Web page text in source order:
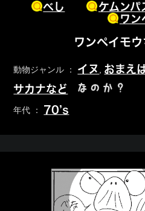
べし ケムンパ
ワン
ワンペイモ
動物ジャンル ： イヌ おまえ
サカナなど なのか？
年代 ： 70’s